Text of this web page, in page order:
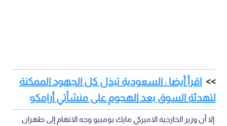
اقرأ أيضا : السعودية تبذل كل الجهود الممكنة
لتهدئة السوق بعد الهجوم على منشأتي أرامكو
إلا أن وزير الخارجية الاميركي مايك بومبيو وجه الاتهام إلى طهران.